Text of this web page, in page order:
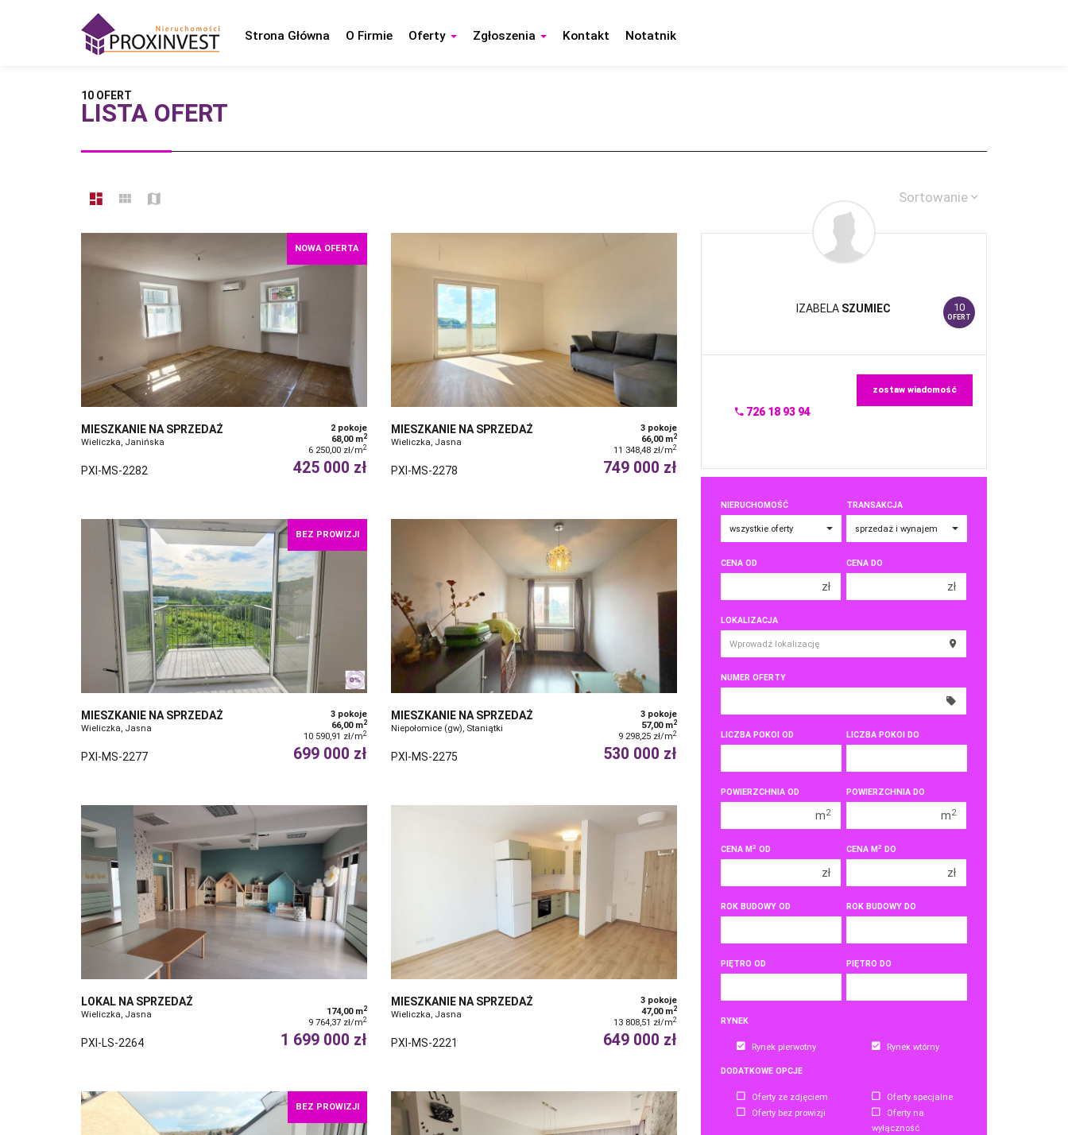
Strona Główna O Firmie Oferty Zgłoszenia Kontakt Notatnik
LISTA OFERT
10 OFERT
Sortowanie
NOWA OFERTA
MIESZKANIE NA SPRZEDAŻ
Wieliczka, Janińska
2 pokoje
68,00 m2
6 250,00 zł/m2
PXI-MS-2282 425 000 zł
MIESZKANIE NA SPRZEDAŻ
Wieliczka, Jasna
3 pokoje
66,00 m2
11 348,48 zł/m2
PXI-MS-2278 749 000 zł
BEZ PROWIZJI
MIESZKANIE NA SPRZEDAŻ
Wieliczka, Jasna
3 pokoje
66,00 m2
10 590,91 zł/m2
PXI-MS-2277 699 000 zł
MIESZKANIE NA SPRZEDAŻ
Niepołomice (gw), Staniątki
3 pokoje
57,00 m2
9 298,25 zł/m2
PXI-MS-2275 530 000 zł
LOKAL NA SPRZEDAŻ
Wieliczka, Jasna 174,00 m2
9 764,37 zł/m2
PXI-LS-2264 1 699 000 zł
MIESZKANIE NA SPRZEDAŻ
Wieliczka, Jasna
3 pokoje
47,00 m2
13 808,51 zł/m2
PXI-MS-2221 649 000 zł
BEZ PROWIZJI
10
OFERT
IZABELA SZUMIEC
726 18 93 94
zostaw wiadomość
NIERUCHOMOŚĆ TRANSAKCJA
CENA OD
zł
200 000 zł
250 000 zł
300 000 zł
400 000 zł
CENA DO
zł
200 000 zł
250 000 zł
400 000 zł
LOKALIZACJA
NUMER OFERTY
LICZBA POKOI OD
2 pokoje
3 pokoje
4 pokoje
6 pokoi
LICZBA POKOI DO
2 pokoje
3 pokoje
4 pokoje
6 pokoi
POWIERZCHNIA OD
m2
POWIERZCHNIA DO
m2
CENA M2 OD
zł
CENA M2 DO
zł
ROK BUDOWY OD ROK BUDOWY DO
PIĘTRO OD PIĘTRO DO
RYNEK
Rynek pierwotny Rynek wtórny
DODATKOWE OPCJE
Oferty ze zdjęciem
Oferty specjalne
Oferty bez prowizji
Oferty na
wyłączność